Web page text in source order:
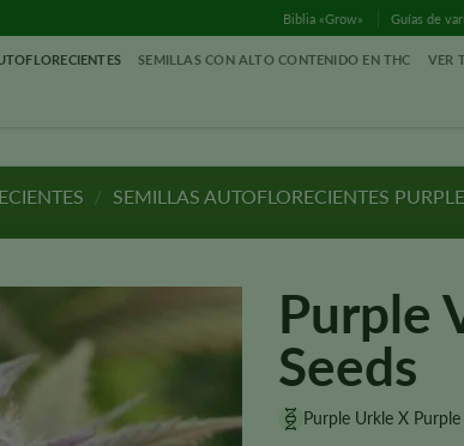
Biblia «Grow» Guías de
SEMILLAS CON ALTO CONTENIDO EN THC VER
/ SEMILLAS AUTOFLORECIENTES
Purple
Seeds
Purple Urkle X